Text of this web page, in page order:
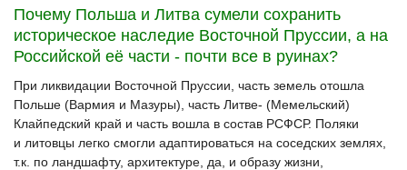
Почему Польша и Литва сумели сохранить
историческое наследие Восточной Пруссии, а на
Российской её части - почти все в руинах?
При ликвидации Восточной Пруссии, часть земель отошла
Польше (Вармия и Мазуры), часть Литве- (Мемельский)
Клайпедский край и часть вошла в состав РСФСР. Поляки
и литовцы легко смогли адаптироваться на соседских землях,
т.к. по ландшафту, архитектуре, да, и образу жизни,